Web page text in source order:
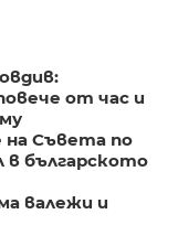
от час и
на Съвета по
в българското
валежи и